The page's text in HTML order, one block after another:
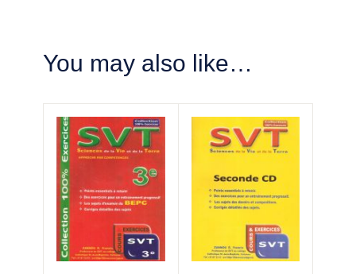
You may also like…